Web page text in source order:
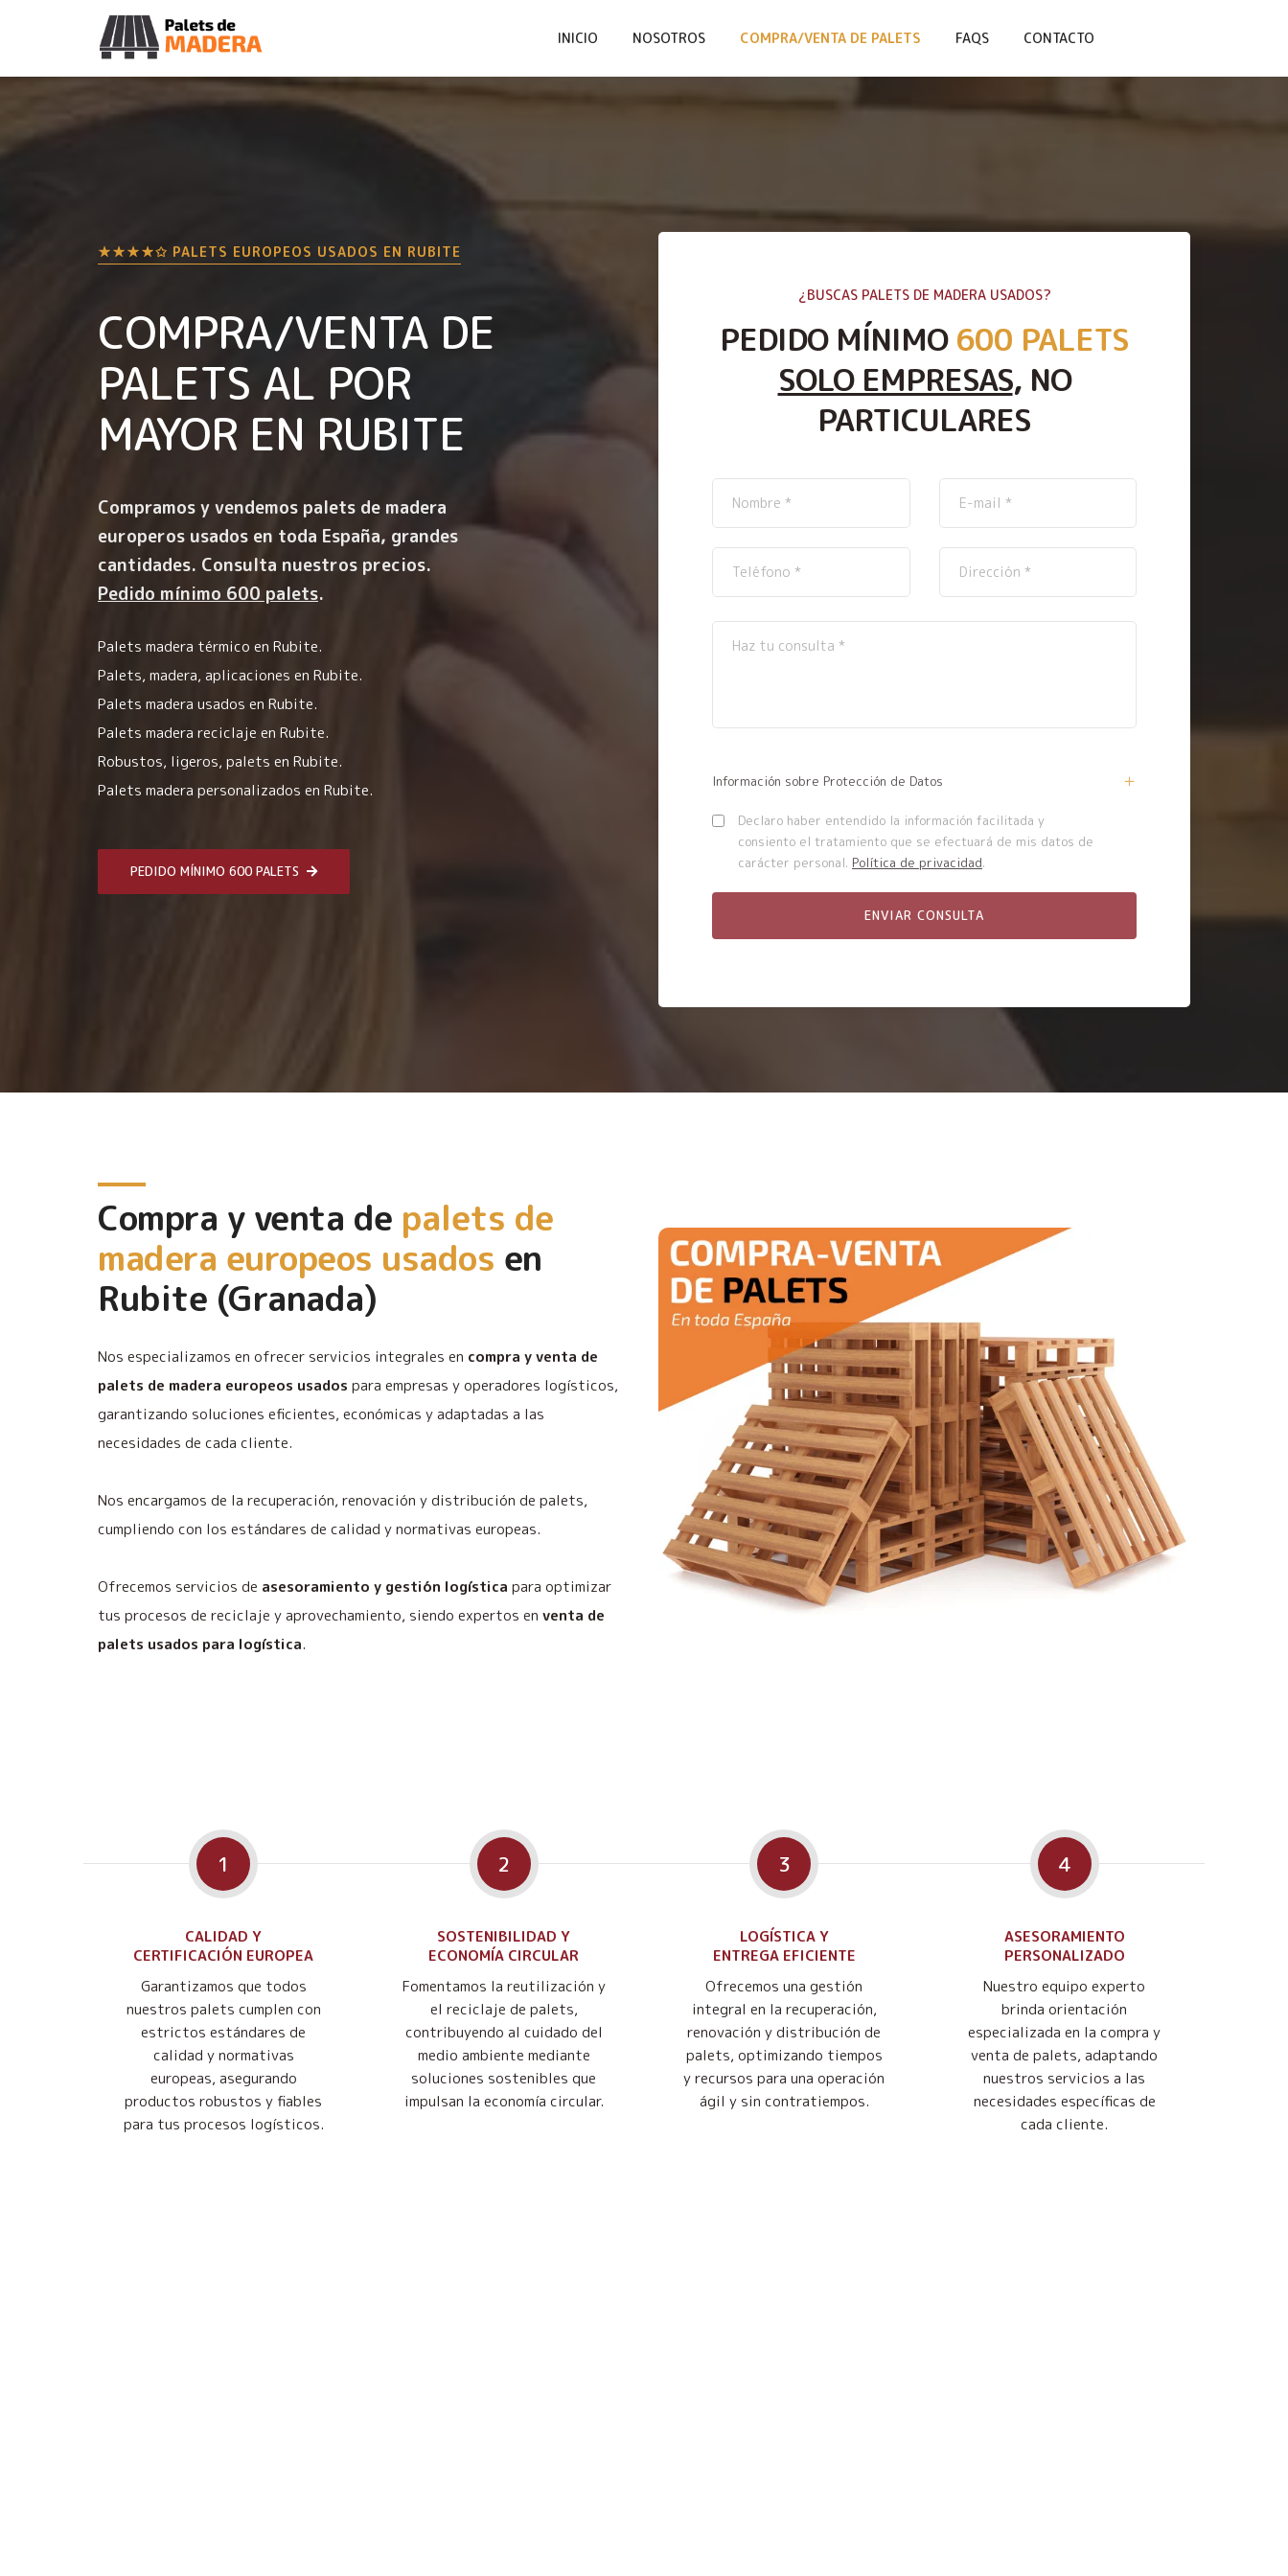
INICIO NOSOTROS COMPRA/VENTA DE PALETS FAQS CONTACTO
★★★★✩ PALETS EUROPEOS USADOS EN RUBITE
COMPRA/VENTA DE
PALETS AL POR
MAYOR EN RUBITE
Compramos y vendemos palets de madera
europeros usados en toda España, grandes
cantidades. Consulta nuestros precios.
Pedido mínimo 600 palets.
Palets madera térmico en Rubite.
Palets, madera, aplicaciones en Rubite.
Palets madera usados en Rubite.
Palets madera reciclaje en Rubite.
Robustos, ligeros, palets en Rubite.
Palets madera personalizados en Rubite.
PEDIDO MÍNIMO 600 PALETS
¿BUSCAS PALETS DE MADERA USADOS?
PEDIDO MÍNIMO 600 PALETS
SOLO EMPRESAS, NO
PARTICULARES
Información sobre Protección de Datos
Declaro haber entendido la información facilitada y
consiento el tratamiento que se efectuará de mis datos de
carácter personal. Política de privacidad.
Compra y venta de palets de
madera europeos usados en
Rubite (Granada)
Nos especializamos en ofrecer servicios integrales en compra y venta de
palets de madera europeos usados para empresas y operadores logísticos,
garantizando soluciones eficientes, económicas y adaptadas a las
necesidades de cada cliente.
Nos encargamos de la recuperación, renovación y distribución de palets,
cumpliendo con los estándares de calidad y normativas europeas.
Ofrecemos servicios de asesoramiento y gestión logística para optimizar
tus procesos de reciclaje y aprovechamiento, siendo expertos en venta de
palets usados para logística.
1
CALIDAD Y
CERTIFICACIÓN EUROPEA
Garantizamos que todos
nuestros palets cumplen con
estrictos estándares de
calidad y normativas
europeas, asegurando
productos robustos y fiables
para tus procesos logísticos.
2
SOSTENIBILIDAD Y
ECONOMÍA CIRCULAR
Fomentamos la reutilización y
el reciclaje de palets,
contribuyendo al cuidado del
medio ambiente mediante
soluciones sostenibles que
impulsan la economía circular.
3
LOGÍSTICA Y
ENTREGA EFICIENTE
Ofrecemos una gestión
integral en la recuperación,
renovación y distribución de
palets, optimizando tiempos
y recursos para una operación
ágil y sin contratiempos.
4
ASESORAMIENTO
PERSONALIZADO
Nuestro equipo experto
brinda orientación
especializada en la compra y
venta de palets, adaptando
nuestros servicios a las
necesidades específicas de
cada cliente.